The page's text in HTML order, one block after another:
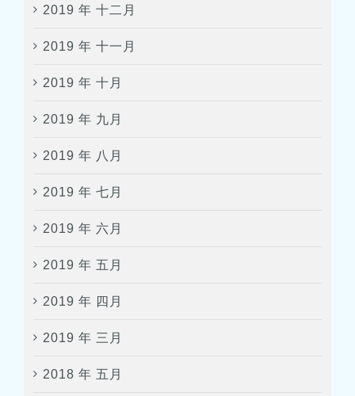
2019 年 十二月
2019 年 十一月
2019 年 十月
2019 年 九月
2019 年 八月
2019 年 七月
2019 年 六月
2019 年 五月
2019 年 四月
2019 年 三月
2018 年 五月